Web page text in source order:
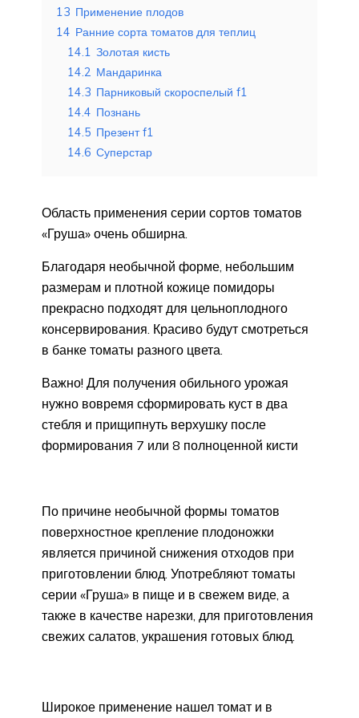
13 Применение плодов
14 Ранние сорта томатов для теплиц
14.1 Золотая кисть
14.2 Мандаринка
14.3 Парниковый скороспелый f1
14.4 Познань
14.5 Презент f1
14.6 Суперстар
Область применения серии сортов томатов
«Груша» очень обширна.
Благодаря необычной форме, небольшим
размерам и плотной кожице помидоры
прекрасно подходят для цельноплодного
консервирования. Красиво будут смотреться
в банке томаты разного цвета.
Важно! Для получения обильного урожая
нужно вовремя сформировать куст в два
стебля и прищипнуть верхушку после
формирования 7 или 8 полноценной кисти
По причине необычной формы томатов
поверхностное крепление плодоножки
является причиной снижения отходов при
приготовлении блюд. Употребляют томаты
серии «Груша» в пище и в свежем виде, а
также в качестве нарезки, для приготовления
свежих салатов, украшения готовых блюд.
Широкое применение нашел томат и в